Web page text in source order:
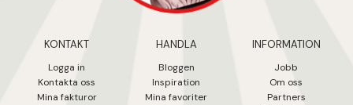
KONTAKT
Logga in
Kontakta oss
Mina fakturor
HANDLA
Bloggen
Inspiration
Mina favoriter
INFORMATION
Jobb
Om oss
Partners